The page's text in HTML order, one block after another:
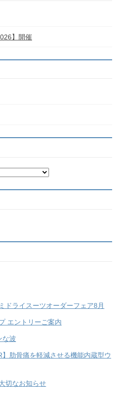
】開催
ドライスーツオーダーフェア8月
エントリーご案内
な波
肋骨痛を軽減させる機能内蔵型ウ
切なお知らせ